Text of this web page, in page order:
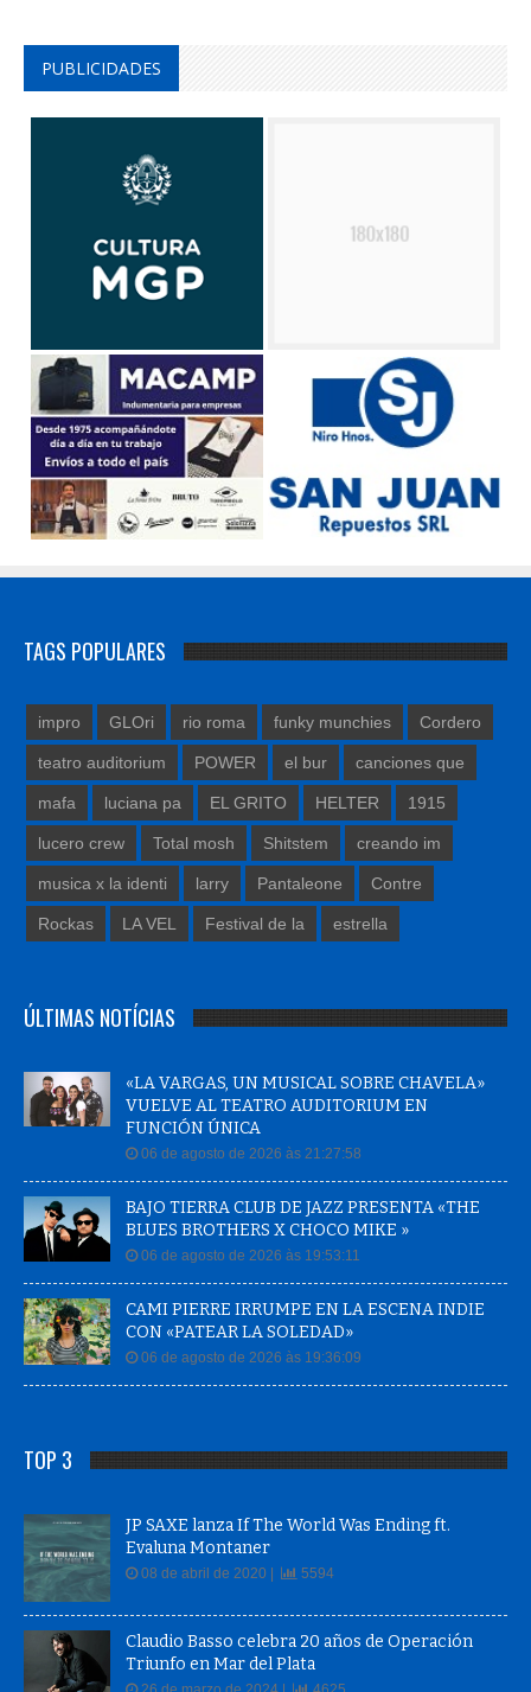
PUBLICIDADES
TAGS POPULARES
impro GLOri rio roma funky munchies Cordero
teatro auditorium POWER el bur canciones que
mafa luciana pa EL GRITO HELTER 1915
lucero crew Total mosh Shitstem creando im
musica x la identi larry Pantaleone Contre
Rockas LA VEL Festival de la estrella
ÚLTIMAS NOTÍCIAS
«LA VARGAS, UN MUSICAL SOBRE CHAVELA»
VUELVE AL TEATRO AUDITORIUM EN
FUNCIÓN ÚNICA
06 de agosto de 2026 às 21:27:58
BAJO TIERRA CLUB DE JAZZ PRESENTA «THE
BLUES BROTHERS X CHOCO MIKE »
06 de agosto de 2026 às 19:53:11
CAMI PIERRE IRRUMPE EN LA ESCENA INDIE
CON «PATEAR LA SOLEDAD»
06 de agosto de 2026 às 19:36:09
TOP 3
JP SAXE lanza If The World Was Ending ft.
Evaluna Montaner
08 de abril de 2020 | 5594
Claudio Basso celebra 20 años de Operación
Triunfo en Mar del Plata